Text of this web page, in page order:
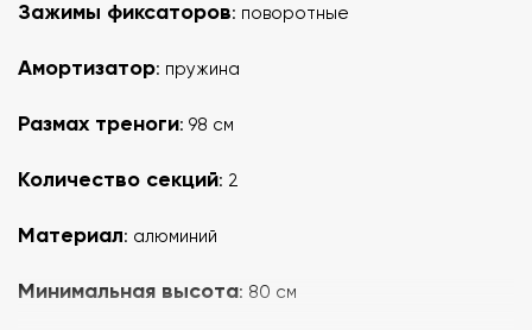
Зажимы фиксаторов: поворотные
Амортизатор: пружина
Размах треноги: 98 см
Количество секций: 2
Материал: алюминий
Минимальная высота: 80 см